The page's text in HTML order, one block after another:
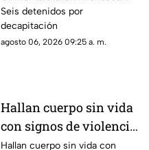
decapitaron a un joven
en Michoacán
Seis detenidos por
decapitación
agosto 06, 2026 09:25 a. m.
Hallan cuerpo sin vida
con signos de violencia
en carretera de Morelia
Hallan cuerpo sin vida con